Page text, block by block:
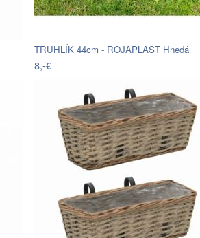
TRUHLÍK 44cm - ROJAPLAST Hnedá
8,-€